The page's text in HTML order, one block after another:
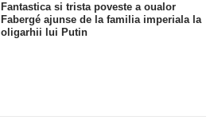
Fantastica si trista poveste a oualor
Fabergé ajunse de la familia imperiala la
oligarhii lui Putin